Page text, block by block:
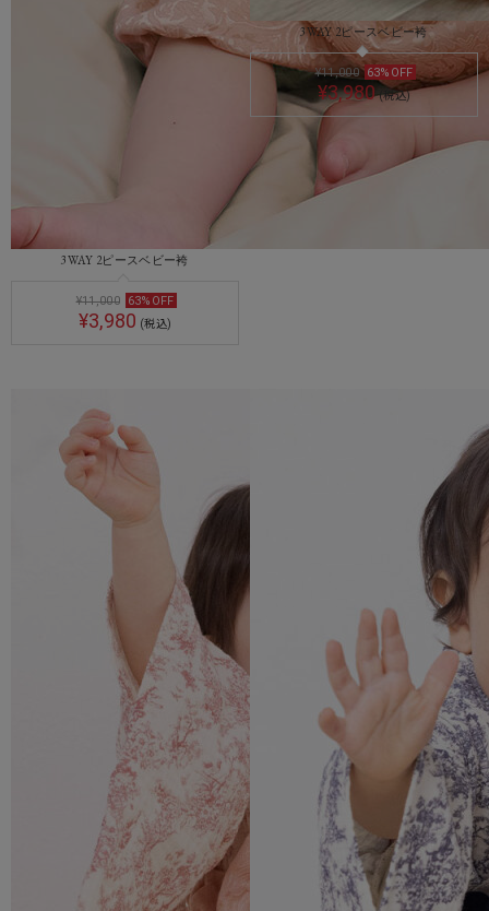
3WAY 2ピースベビー袴
¥11,000 63% OFF
¥3,980 (税込)
3WAY 2ピースベビー袴
¥11,000 63% OFF
¥3,980(税込)